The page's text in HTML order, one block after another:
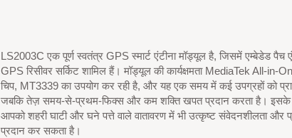
LS2003C एक पूर्ण स्वतंत्र GPS स्मार्ट एंटीना मॉड्यूल है, जिसमें एम्बेडेड पैच
GPS रिसीवर सर्किट शामिल हैं। मॉड्यूल की कार्यक्षमता MediaTek All-in-
चिप, MT3339 का उपयोग कर रही है, और यह एक समय में कई उपग्रहों को
जबकि तेज़ समय-से-प्रथम-फिक्स और कम शक्ति खपत प्रदान करता है। इसके
आपको शहरी घाटी और घने पत्ते वाले वातावरण में भी उत्कृष्ट संवेदनशीलता और
प्रदान कर सकता है।